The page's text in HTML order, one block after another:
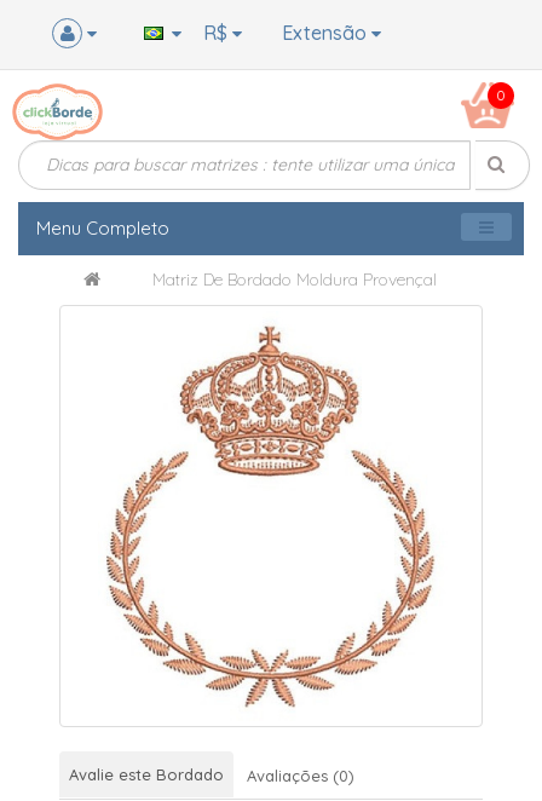
Extensão
R$
0
Menu Completo
Matriz De Bordado Moldura Provençal
Avalie este Bordado Avaliações (0)